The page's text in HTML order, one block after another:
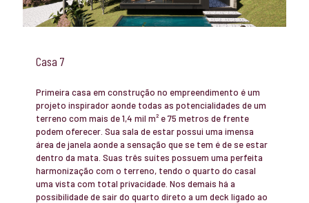
Casa 7
Primeira casa em construção no empreendimento é um
projeto inspirador aonde todas as potencialidades de um
terreno com mais de 1,4 mil m² e 75 metros de frente
podem oferecer. Sua sala de estar possui uma imensa
área de janela aonde a sensação que se tem é de se estar
dentro da mata. Suas três suítes possuem uma perfeita
harmonização com o terreno, tendo o quarto do casal
uma vista com total privacidade. Nos demais há a
possibilidade de sair do quarto direto a um deck ligado ao